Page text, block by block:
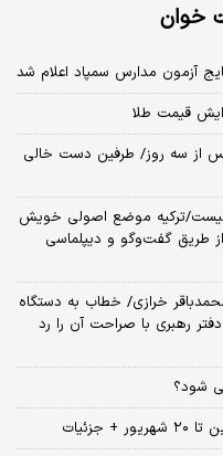
خوان
آزمون مدارس سمپاد اعلام شد
پس از سه روز/ طرفین دست خالی
نیست/ترکیه موضع اصولی خویش
طریق گفت‌وگو و دیپلماسی
خرازی/ خطاب به دستگاه
رهبری با صراحت آن را رد
شود؟